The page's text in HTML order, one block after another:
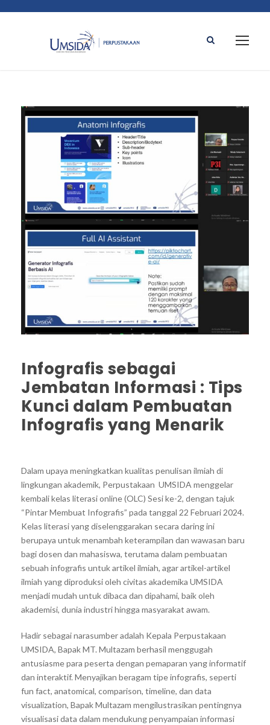
Infografis sebagai
Jembatan Informasi : Tips
Kunci dalam Pembuatan
Infografis yang Menarik
Dalam upaya meningkatkan kualitas penulisan ilmiah di
lingkungan akademik, Perpustakaan UMSIDA menggelar
kembali kelas literasi online (OLC) Sesi ke-2, dengan tajuk
“Pintar Membuat Infografis” pada tanggal 22 Februari 2024.
Kelas literasi yang diselenggarakan secara daring ini
berupaya untuk menambah keterampilan dan wawasan baru
bagi dosen dan mahasiswa, terutama dalam pembuatan
sebuah infografis untuk artikel ilmiah, agar artikel-artikel
ilmiah yang diproduksi oleh civitas akademika UMSIDA
menjadi mudah untuk dibaca dan dipahami, baik oleh
akademisi, dunia industri hingga masyarakat awam.
Hadir sebagai narasumber adalah Kepala Perpustakaan
UMSIDA, Bapak MT. Multazam berhasil menggugah
antusiasme para peserta dengan pemaparan yang informatif
dan interaktif. Menyajikan beragam tipe infografis, seperti
fun fact, anatomical, comparison, timeline, dan data
visualization, Bapak Multazam mengilustrasikan pentingnya
visualisasi data dalam mendukung penyampaian informasi